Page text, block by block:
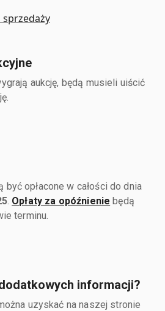
aukcję, będą musieli uiścić
opłacone w całości do dnia
. Opłaty za opóźnienie będą
terminu.
informacji?
uzyskać na naszej stronie